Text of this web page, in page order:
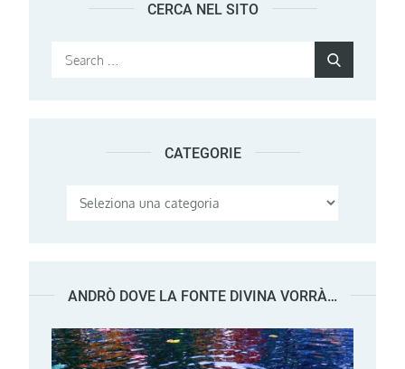
CERCA NEL SITO
Search
CATEGORIE
Categorie
ANDRÒ DOVE LA FONTE DIVINA VORRÀ…